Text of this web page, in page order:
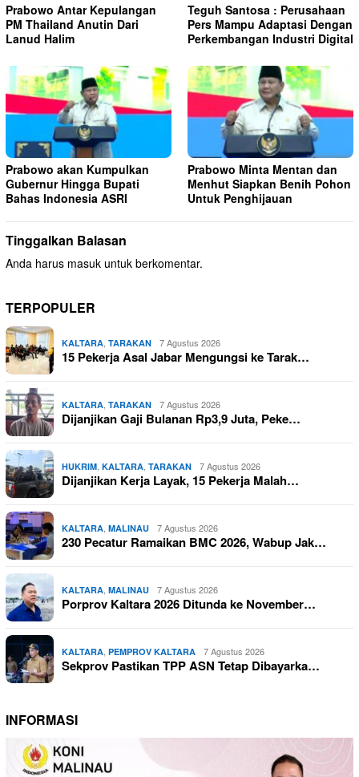
Prabowo Antar Kepulangan
PM Thailand Anutin Dari
Lanud Halim
Teguh Santosa : Perusahaan
Pers Mampu Adaptasi Dengan
Perkembangan Industri Digital
Prabowo akan Kumpulkan
Gubernur Hingga Bupati
Bahas Indonesia ASRI
Prabowo Minta Mentan dan
Menhut Siapkan Benih Pohon
Untuk Penghijauan
Tinggalkan Balasan
Anda harus masuk untuk berkomentar.
TERPOPULER
KALTARA, TARAKAN 7 Agustus 2026
15 Pekerja Asal Jabar Mengungsi ke Tarak…
KALTARA, TARAKAN 7 Agustus 2026
Dijanjikan Gaji Bulanan Rp3,9 Juta, Peke…
HUKRIM, KALTARA, TARAKAN 7 Agustus 2026
Dijanjikan Kerja Layak, 15 Pekerja Malah…
KALTARA, MALINAU 7 Agustus 2026
230 Pecatur Ramaikan BMC 2026, Wabup Jak…
KALTARA, MALINAU 7 Agustus 2026
Porprov Kaltara 2026 Ditunda ke November…
KALTARA, PEMPROV KALTARA 7 Agustus 2026
Sekprov Pastikan TPP ASN Tetap Dibayarka…
INFORMASI